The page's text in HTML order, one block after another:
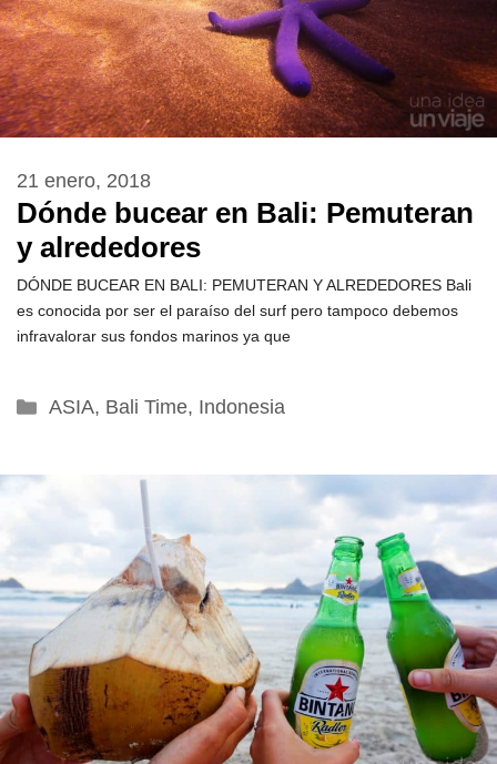
Dónde bucear en Bali: Pemuteran
y alrededores
21 enero, 2018
DÓNDE BUCEAR EN BALI: PEMUTERAN Y ALREDEDORES Bali
es conocida por ser el paraíso del surf pero tampoco debemos
infravalorar sus fondos marinos ya que
Categorías
ASIA, Bali Time, Indonesia